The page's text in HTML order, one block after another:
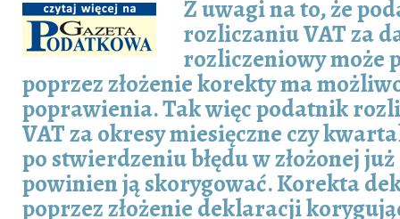
Z uwagi na to, że
rozliczaniu VAT za
rozliczeniowy może
poprzez złożenie korekty ma
poprawienia. Tak więc podatnik
VAT za okresy miesięczne czy
po stwierdzeniu błędu w złożonej
powinien ją skorygować. Korekta
poprzez złożenie deklaracji